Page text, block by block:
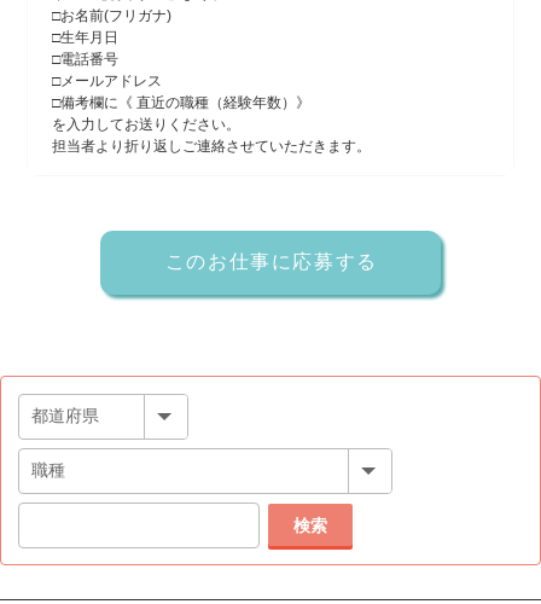
□お名前(フリガナ)
□生年月日
□電話番号
□メールアドレス
□備考欄に《 直近の職種（経験年数）》
を入力してお送りください。
担当者より折り返しご連絡させていただきます。
検索